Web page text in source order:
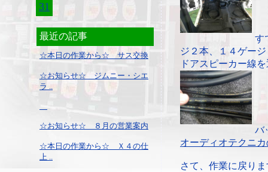
31
最近の記事
☆本日の作業から☆ サス交換
☆お知らせ☆ ジムニー・シエ
ラ ..
☆お知らせ☆ ８月の営業案内
☆本日の作業から☆ Ｘ４の仕
上 ..
す
ジ２本、１４ゲー
ドアスピーカー線
バ
オーディオテクニ
さて、作業に戻り